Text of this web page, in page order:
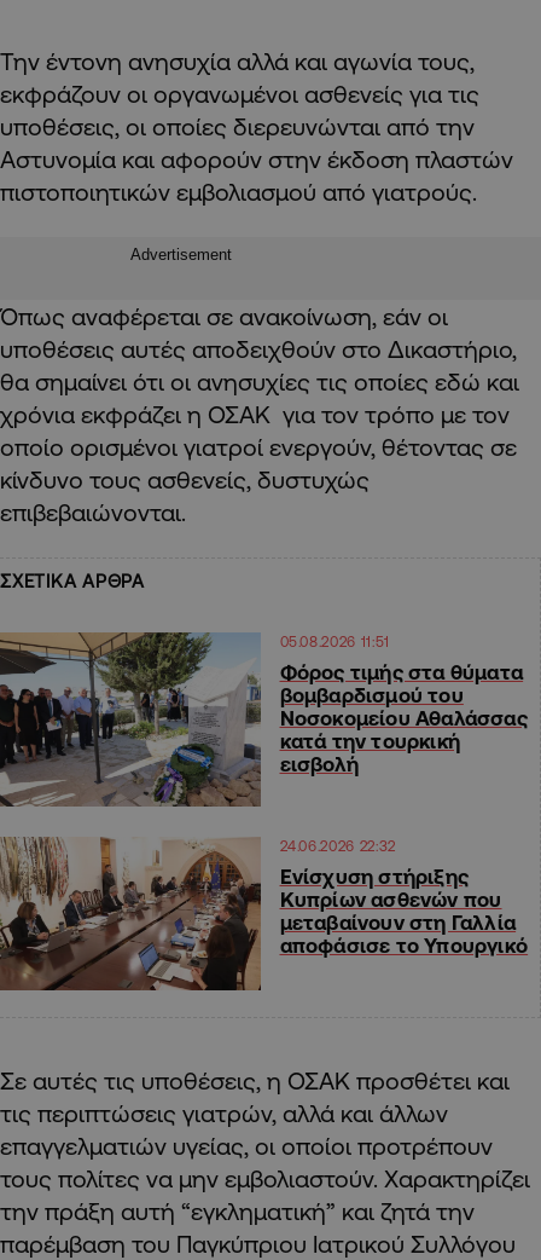
Την έντονη ανησυχία αλλά και αγωνία τους,
εκφράζουν οι οργανωμένοι ασθενείς για τις
υποθέσεις, οι οποίες διερευνώνται από την
Αστυνομία και αφορούν στην έκδοση πλαστών
πιστοποιητικών εμβολιασμού από γιατρούς.
Advertisement
Όπως αναφέρεται σε ανακοίνωση, εάν οι
υποθέσεις αυτές αποδειχθούν στο Δικαστήριο,
θα σημαίνει ότι οι ανησυχίες τις οποίες εδώ και
χρόνια εκφράζει η ΟΣΑΚ για τον τρόπο με τον
οποίο ορισμένοι γιατροί ενεργούν, θέτοντας σε
κίνδυνο τους ασθενείς, δυστυχώς
επιβεβαιώνονται.
ΣΧΕΤΙΚΑ ΑΡΘΡΑ
05.08.2026 11:51
Φόρος τιμής στα θύματα
βομβαρδισμού του
Νοσοκομείου Αθαλάσσας
κατά την τουρκική
εισβολή
24.06.2026 22:32
Ενίσχυση στήριξης
Κυπρίων ασθενών που
μεταβαίνουν στη Γαλλία
αποφάσισε το Υπουργικό
Σε αυτές τις υποθέσεις, η ΟΣΑΚ προσθέτει και
τις περιπτώσεις γιατρών, αλλά και άλλων
επαγγελματιών υγείας, οι οποίοι προτρέπουν
τους πολίτες να μην εμβολιαστούν. Χαρακτηρίζει
την πράξη αυτή “εγκληματική” και ζητά την
παρέμβαση του Παγκύπριου Ιατρικού Συλλόγου